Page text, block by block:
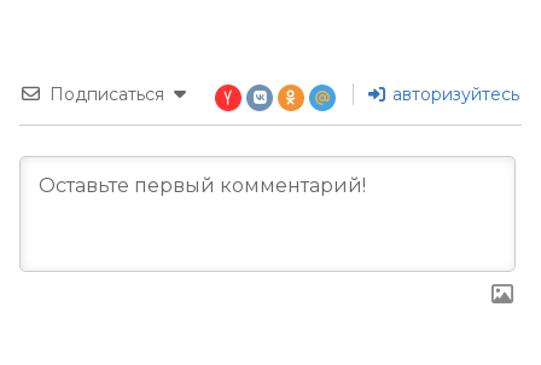
Подписаться авторизуйтесь